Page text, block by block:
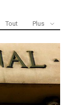
Tout Plus